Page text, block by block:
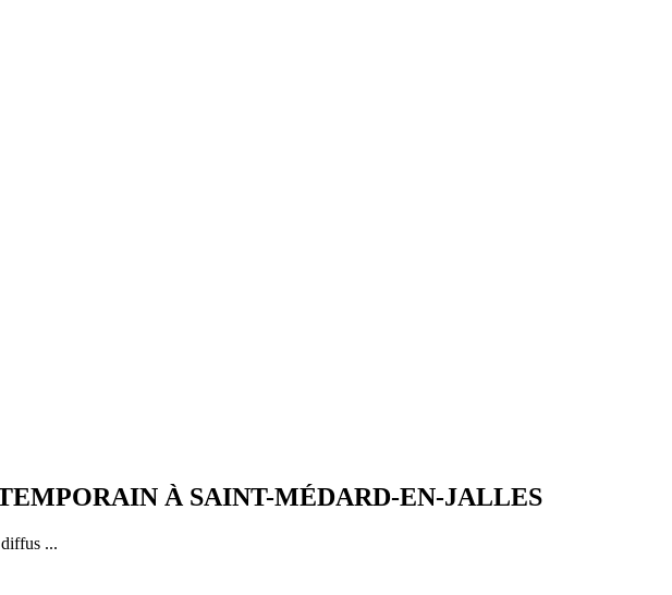
À SAINT-MÉDARD-EN-JALLES
...